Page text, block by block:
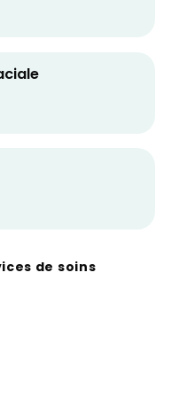
de soins